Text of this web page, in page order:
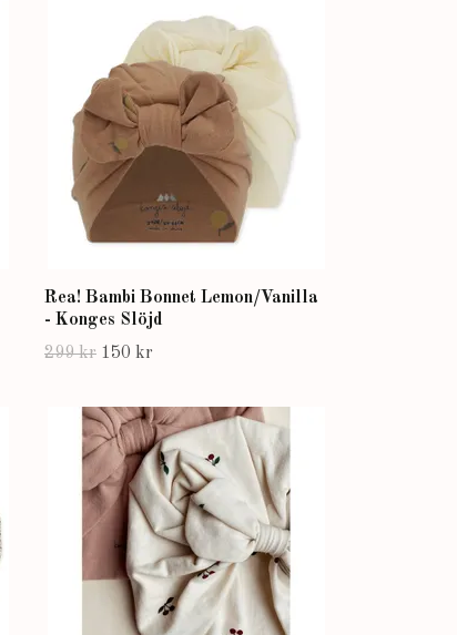
Rea! Bambi Bonnet Lemon/Vanilla
- Konges Slöjd
299 kr 150 kr